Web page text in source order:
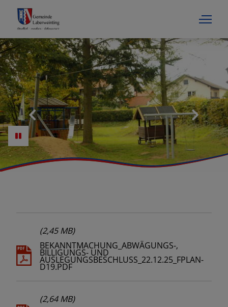
(2,45 MB)
BEKANNTMACHUNG_ABWÄGUNGS-,
BILLIGUNGS- UND
AUSLEGUNGSBESCHLUSS_22.12.25_FPLAN-
D19.PDF
(2,64 MB)